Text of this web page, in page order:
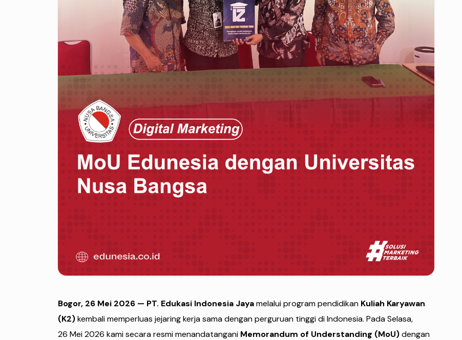
Bogor, 26 Mei 2026 — PT. Edukasi Indonesia Jayamelalui program pendidikan Kuliah Karyawan
(K2)kembali memperluas jejaring kerja sama dengan perguruan tinggi di Indonesia. Pada Selasa,
26 Mei 2026 kami secara resmi menandatangani Memorandum of Understanding (MoU)dengan